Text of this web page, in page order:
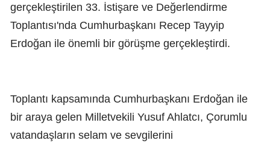
gerçekleştirilen 33. İstişare ve Değerlendirme
Toplantısı'nda Cumhurbaşkanı Recep Tayyip
Erdoğan ile önemli bir görüşme gerçekleştirdi.
Toplantı kapsamında Cumhurbaşkanı Erdoğan ile
bir araya gelen Milletvekili Yusuf Ahlatcı, Çorumlu
vatandaşların selam ve sevgilerini